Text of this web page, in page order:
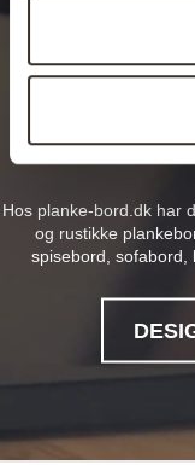
Hos planke-bord.dk har
og rustikke
spisebord, sofabord,